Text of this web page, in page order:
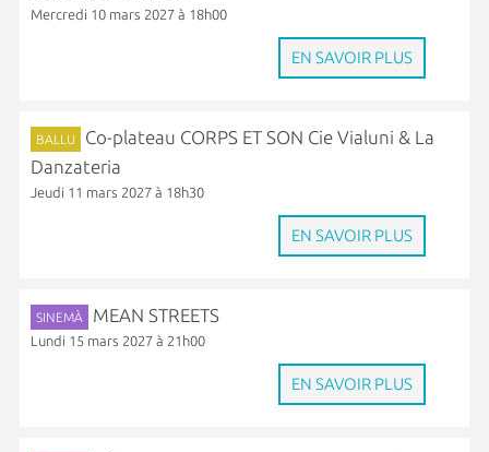
Mercredi 10 mars 2027 à 18h00
EN SAVOIR PLUS
BALLU
Co-plateau CORPS ET SON Cie Vialuni & La
Danzateria
Jeudi 11 mars 2027 à 18h30
EN SAVOIR PLUS
SINEMÀ MEAN STREETS
Lundi 15 mars 2027 à 21h00
EN SAVOIR PLUS